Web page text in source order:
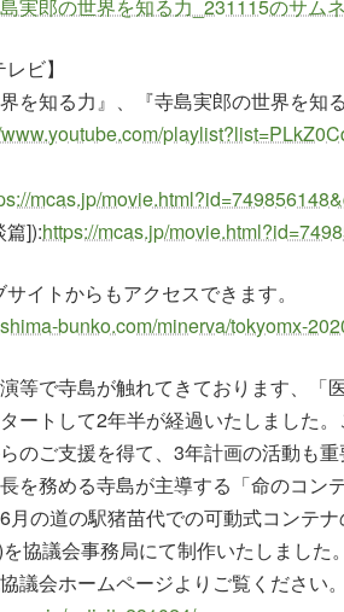
レビ】
界を知る力』、『寺島実郎の世界を
mcas.jp/
篇]):https://mcas.jp/
イトからもアクセスできます。
bunko.com/minerva/tokyomx-
等で寺島が触れてきております、「
ートして2年半が経過いたしました。
のご支援を得て、3年計画の活動も重
を務める寺島が主導する「命のコン
月の道の駅猪苗代での可動式コンテナ
協議会事務局にて制作いたしました。
議会ホームページよりご覧ください。